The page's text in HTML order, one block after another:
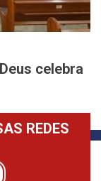
celebra
REDES